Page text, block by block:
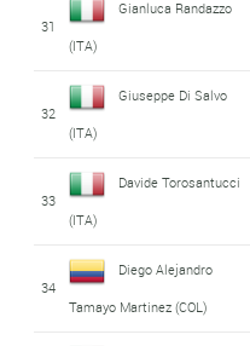
31
Gianluca Randazzo
(ITA)
32
Giuseppe Di Salvo
(ITA)
33
Davide Torosantucci
(ITA)
34
Diego Alejandro
Tamayo Martinez (COL)